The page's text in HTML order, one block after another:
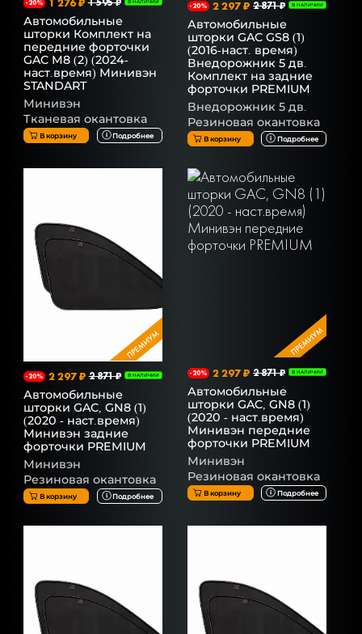
-20%
Автомобильные
шторки Комплект на
передние форточки
GAC M8 (2) (2024-
наст.время) Минивэн
STANDART
Минивэн
Тканевая окантовка
В корзину Подробнее
-20% 2 297 ₽ 2 871 ₽ В НАЛИЧИИ
Автомобильные
шторки GAC GS8 (1)
(2016-наст. время)
Внедорожник 5 дв.
Комплект на задние
форточки PREMIUM
Внедорожник 5 дв.
Резиновая окантовка
В корзину Подробнее
-20% 2 297 ₽ 2 871 ₽ В НАЛИЧИИ
Автомобильные
шторки GAC, GN8 (1)
(2020 - наст.время)
Минивэн задние
форточки PREMIUM
Минивэн
Резиновая окантовка
В корзину Подробнее
-20% 2 297 ₽ 2 871 ₽ В НАЛИЧИИ
Автомобильные
шторки GAC, GN8 (1)
(2020 - наст.время)
Минивэн передние
форточки PREMIUM
Минивэн
Резиновая окантовка
В корзину Подробнее